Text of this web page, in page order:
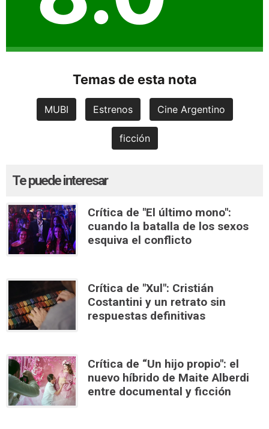
Temas de esta nota
MUBI Estrenos Cine Argentino
ficción
Te puede interesar
Crítica de "El último mono":
cuando la batalla de los sexos
esquiva el conflicto
Crítica de "Xul": Cristián
Costantini y un retrato sin
respuestas definitivas
Crítica de “Un hijo propio": el
nuevo híbrido de Maite Alberdi
entre documental y ficción